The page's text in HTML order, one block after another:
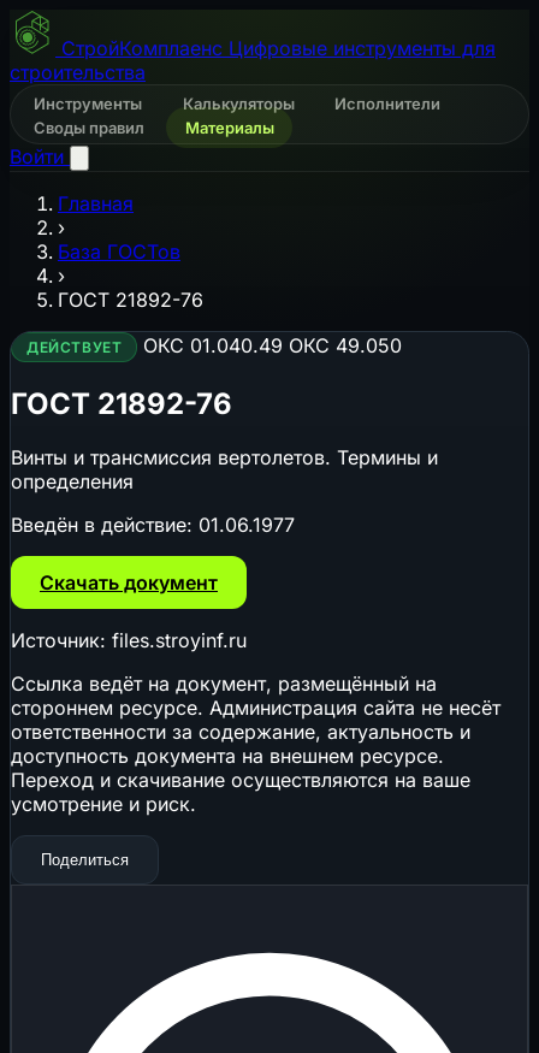
СтройКомплаенс Цифровые инструменты для
строительства
Инструменты Калькуляторы
Исполнители
Своды правил
Материалы
Войти
Главная
›
База ГОСТов
›
ГОСТ 21892-76
ДЕЙСТВУЕТ ОКС 01.040.49 ОКС 49.050
ГОСТ 21892-76
Винты и трансмиссия вертолетов. Термины и
определения
Введён в действие: 01.06.1977
Скачать документ
Источник: files.stroyinf.ru
Ссылка ведёт на документ, размещённый на
стороннем ресурсе. Администрация сайта не несёт
ответственности за содержание, актуальность и
доступность документа на внешнем ресурсе.
Переход и скачивание осуществляются на ваше
усмотрение и риск.
Поделиться